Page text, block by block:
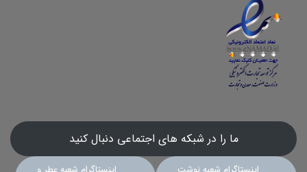
ما را در شبکه های اجتماعی دنبال کنید